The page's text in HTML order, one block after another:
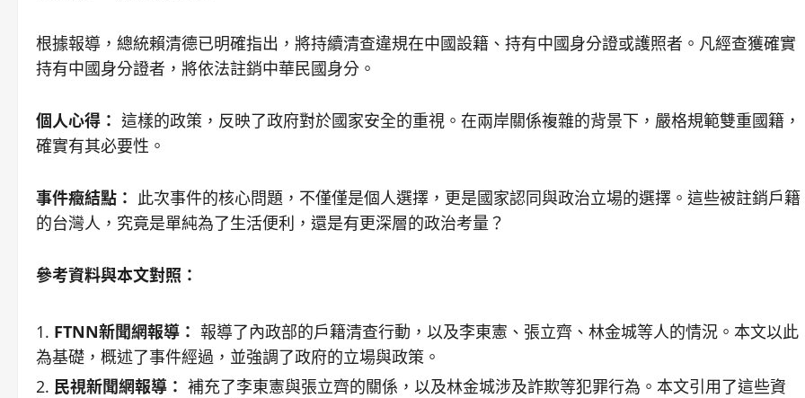
根據報導，總統賴清德已明確指出，將持續清查違規在中國設籍、持有中國身分證或護照者。凡經查獲確實
持有中國身分證者，將依法註銷中華民國身分。
個人心得： 這樣的政策，反映了政府對於國家安全的重視。在兩岸關係複雜的背景下，嚴格規範雙重國籍，
確實有其必要性。
事件癥結點： 此次事件的核心問題，不僅僅是個人選擇，更是國家認同與政治立場的選擇。這些被註銷戶籍
的台灣人，究竟是單純為了生活便利，還是有更深層的政治考量？
參考資料與本文對照：
FTNN新聞網報導： 報導了內政部的戶籍清查行動，以及李東憲、張立齊、林金城等人的情況。本文以此
為基礎，概述了事件經過，並強調了政府的立場與政策。
民視新聞網報導： 補充了李東憲與張立齊的關係，以及林金城涉及詐欺等犯罪行為。本文引用了這些資